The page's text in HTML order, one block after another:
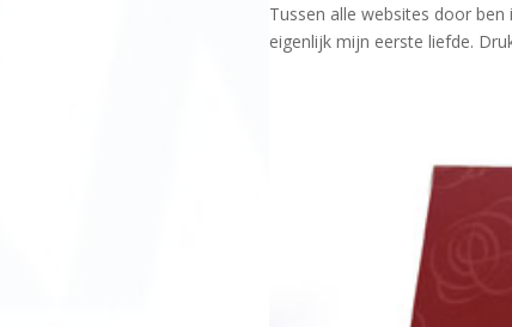
Tussen alle websites door ben
eigenlijk mijn eerste liefde.